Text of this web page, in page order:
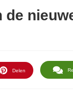
Delen